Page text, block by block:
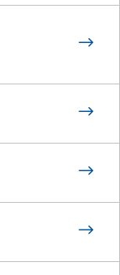
$
$
$
$